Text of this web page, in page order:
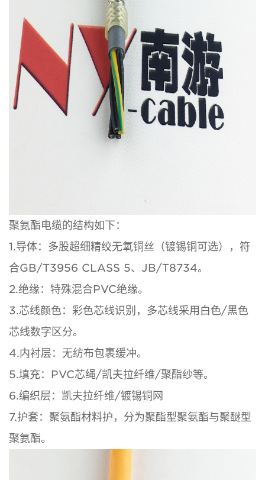
聚氨酯电缆的结构如下：
1.导体：多股超细精绞无氧铜丝（镀锡铜可选），符
合GB/T3956 CLASS 5、JB/T8734。
2.绝缘：特殊混合PVC绝缘。
3.芯线颜色：彩色芯线识别，多芯线采用白色/黑色
芯线数字区分。
4.内衬层：无纺布包裹缓冲。
5.填充：PVC芯绳/凯夫拉纤维/聚酯纱等。
6.编织层：凯夫拉纤维/镀锡铜网
7.护套：聚氨酯材料护，分为聚酯型聚氨酯与聚醚型
聚氨酯。